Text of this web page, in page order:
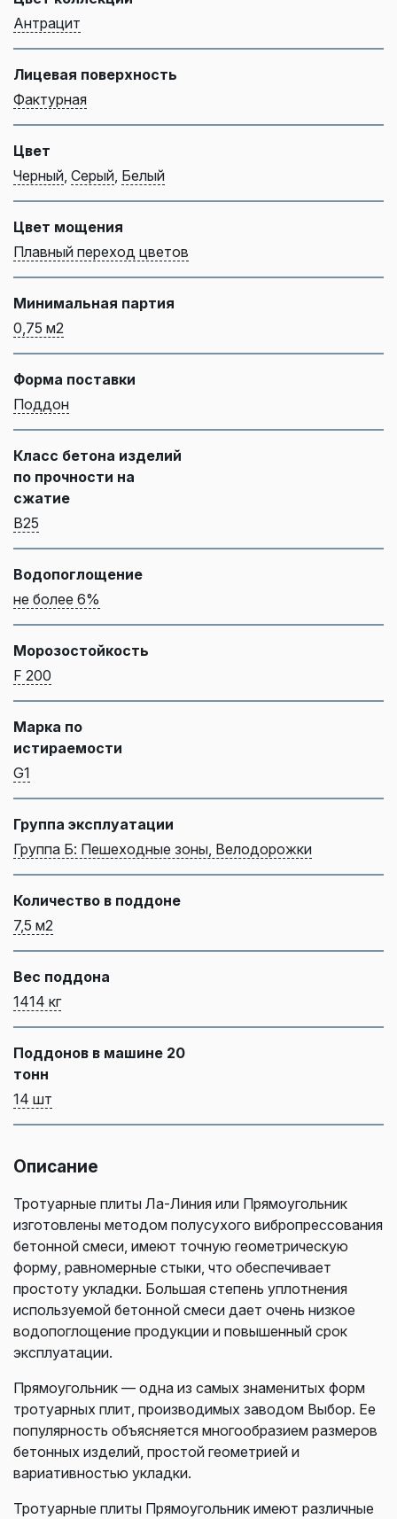
Антрацит
Лицевая поверхность
Фактурная
Цвет
Черный Серый Белый
Цвет мощения
Плавный переход цветов
Минимальная партия
0,75 м2
Форма поставки
Поддон
Класс бетона изделий
по прочности на
сжатие
B25
Водопоглощение
не более 6%
Морозостойкость
F 200
Марка по
истираемости
G1
Группа эксплуатации
Группа Б: Пешеходные зоны, Велодорожки
Количество в поддоне
7,5 м2
Вес поддона
1414 кг
Поддонов в машине 20
тонн
14 шт
Описание
Тротуарные плиты Ла-Линия или Прямоугольник
изготовлены методом полусухого вибропрессования
бетонной смеси, имеют точную геометрическую
форму, равномерные стыки, что обеспечивает
простоту укладки. Большая степень уплотнения
используемой бетонной смеси дает очень низкое
водопоглощение продукции и повышенный срок
эксплуатации.
Прямоугольник — одна из самых знаменитых форм
тротуарных плит, производимых заводом Выбор. Ее
популярность объясняется многообразием размеров
бетонных изделий, простой геометрией и
вариативностью укладки.
Тротуарные плиты Прямоугольник имеют различные